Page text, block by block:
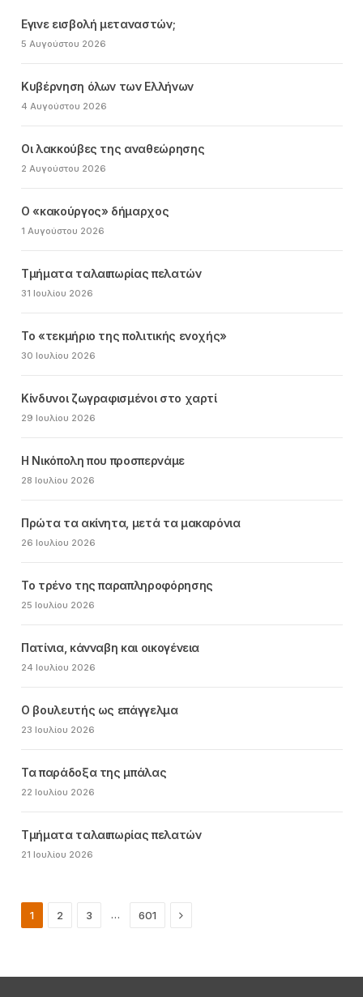
Εγινε εισβολή μεταναστών;
5 Αυγούστου 2026
Κυβέρνηση όλων των Ελλήνων
4 Αυγούστου 2026
Οι λακκούβες της αναθεώρησης
2 Αυγούστου 2026
Ο «κακούργος» δήμαρχος
1 Αυγούστου 2026
Τμήματα ταλαιπωρίας πελατών
31 Ιουλίου 2026
Το «τεκμήριο της πολιτικής ενοχής»
30 Ιουλίου 2026
Κίνδυνοι ζωγραφισμένοι στο χαρτί
29 Ιουλίου 2026
Η Νικόπολη που προσπερνάμε
28 Ιουλίου 2026
Πρώτα τα ακίνητα, μετά τα μακαρόνια
26 Ιουλίου 2026
Το τρένο της παραπληροφόρησης
25 Ιουλίου 2026
Πατίνια, κάνναβη και οικογένεια
24 Ιουλίου 2026
Ο βουλευτής ως επάγγελμα
23 Ιουλίου 2026
Τα παράδοξα της μπάλας
22 Ιουλίου 2026
Τμήματα ταλαιπωρίας πελατών
21 Ιουλίου 2026
1 2 3 … 601 Next